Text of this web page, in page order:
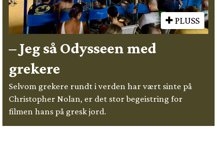
PLUSS
– Jeg så Odysseen med
grekere
Selvom grekere rundt i verden har vært sinte på
Christopher Nolan, er det stor begeistring for
filmen hans på gresk jord.